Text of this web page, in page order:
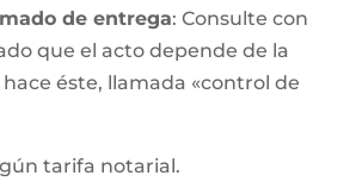
de entrega: Consulte con
que el acto depende de la
éste, llamada «control de
tarifa notarial.